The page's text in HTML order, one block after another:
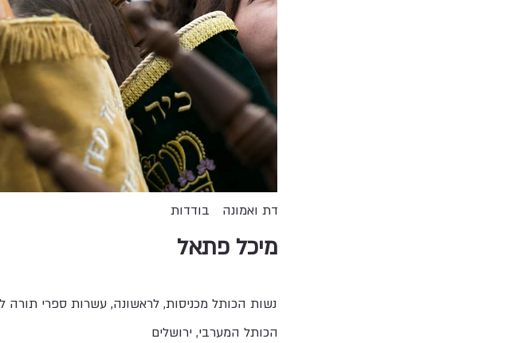
בודדות דת ואמונה
מיכל פתאל
נשות הכותל מכניסות, לראשונה, עשרות ספרי
הכותל המערבי, ירושלים